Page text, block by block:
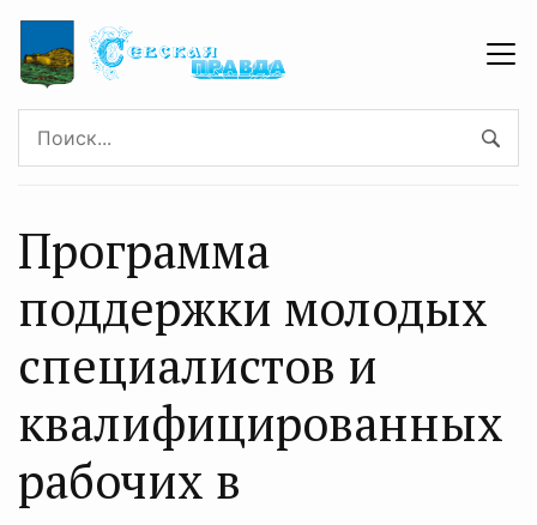
Программа
поддержки молодых
специалистов и
квалифицированных
рабочих в